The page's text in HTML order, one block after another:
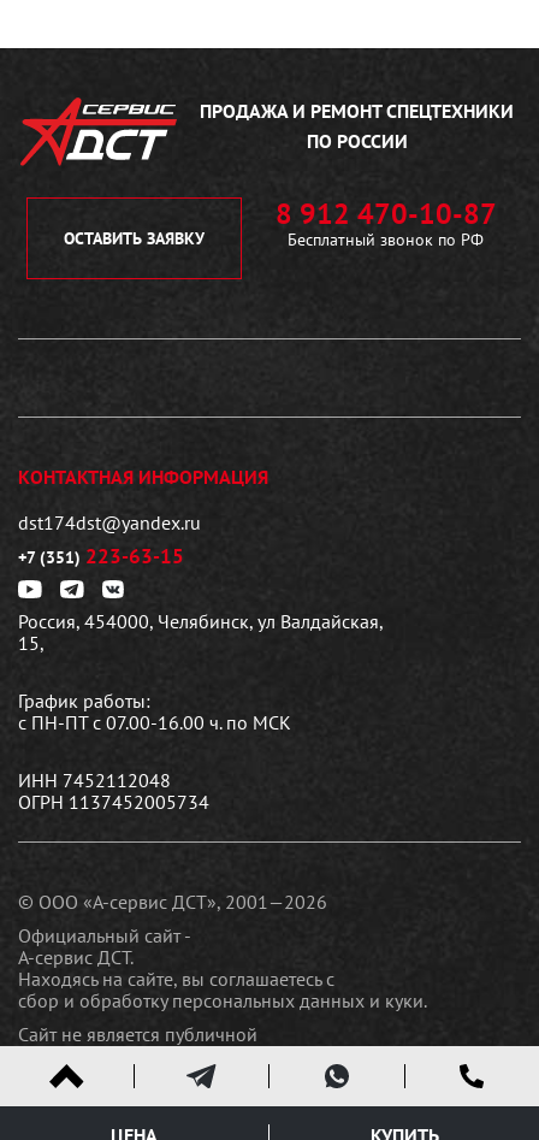
ПРОДАЖА И РЕМОНТСПЕЦТЕХНИКИ
ПО РОССИИ
ОСТАВИТЬ ЗАЯВКУ
8 912 470-10-87
Бесплатный звонок по РФ
КОНТАКТНАЯ ИНФОРМАЦИЯ
dst174dst@yandex.ru
+7 (351) 223-63-15
Россия, 454000, Челябинск, ул Валдайская,
15,
График работы:
с ПН-ПТ с 07.00-16.00 ч. по МСК
ИНН 7452112048
ОГРН 1137452005734
© ООО «А-сервис ДСТ», 2001—2026
Официальный сайт -
А-сервис ДСТ.
Находясь на сайте, вы соглашаетесь c
сбор и обработку персональных данных и куки.
Сайт не является публичной
Политика конфиденциальности.
Карта сайта
ЦЕНА
КУПИТЬ